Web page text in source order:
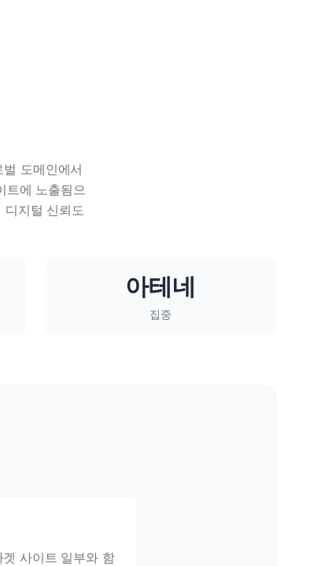
도메인에서
트에 노출됨으
디지털 신뢰도
아테네
집중
사이트 일부와 함